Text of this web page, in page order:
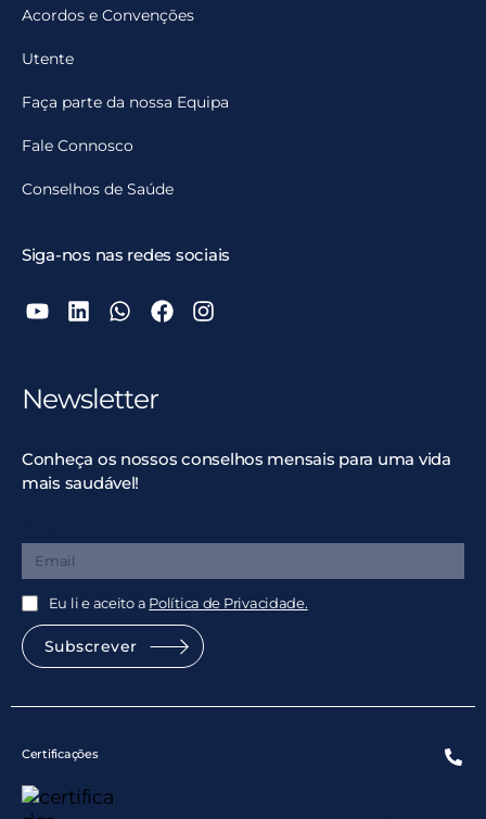
Acordos e Convenções
Utente
Faça parte da nossa Equipa
Fale Connosco
Conselhos de Saúde
Siga-nos nas redes sociais
Newsletter
Conheça os nossos conselhos mensais para uma vida
mais saudável!
Eu li e aceito a Política de Privacidade.
Subscrever
Certificações